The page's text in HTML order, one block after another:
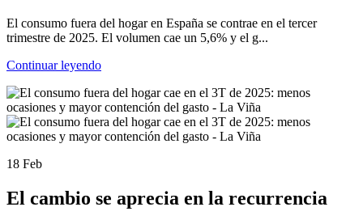
El consumo fuera del hogar en España se contrae en el tercer
trimestre de 2025. El volumen cae un 5,6% y el g...
Continuar leyendo
18 Feb
El cambio se aprecia en la recurrencia